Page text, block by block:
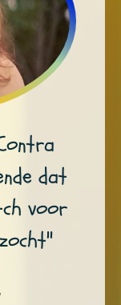
dat
voor